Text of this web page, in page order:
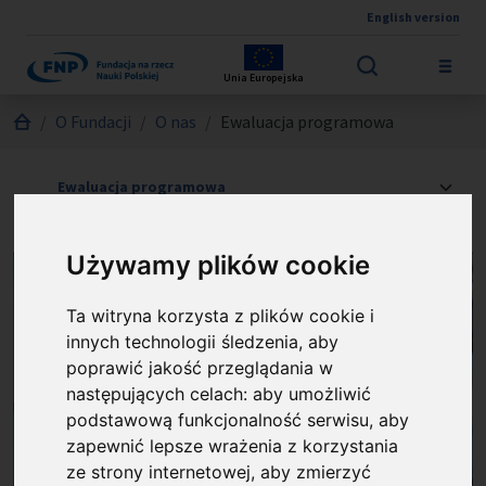
Używamy plików cookie
Ta witryna korzysta z plików cookie i
innych technologii śledzenia, aby
poprawić jakość przeglądania w
następujących celach:aby umożliwić
podstawową funkcjonalność serwisu,aby
zapewnić lepsze wrażenia z korzystania
ze strony internetowej,aby zmierzyć
English version
Unia Europejska
Jesteś tutaj:
O Fundacji O nas Ewaluacja programowa